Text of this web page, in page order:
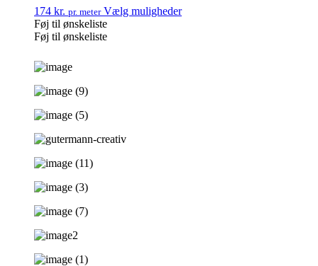
174 kr. pr. meter Vælg muligheder
Føj til ønskeliste
Føj til ønskeliste